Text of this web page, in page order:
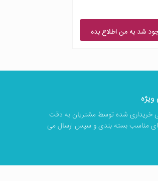
شد به من اطلاع بده
خریداری شده توسط مشتریان به دقت
مناسب بسته بندی و سپس ارسال می